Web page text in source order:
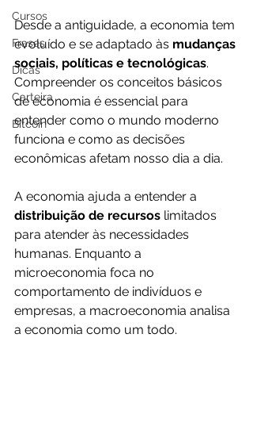
Cursos
Frases
Dicas
Carteira
Bitcoin
Desde a antiguidade, a economia tem
evoluído e se adaptado às mudanças
sociais, políticas e tecnológicas.
Compreender os conceitos básicos
de economia é essencial para
entender como o mundo moderno
funciona e como as decisões
econômicas afetam nosso dia a dia.
A economia ajuda a entender a
distribuição de recursos limitados
para atender às necessidades
humanas. Enquanto a
microeconomia foca no
comportamento de indivíduos e
empresas, a macroeconomia analisa
a economia como um todo.